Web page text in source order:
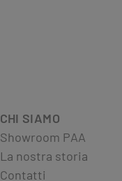
CHI SIAMO
Showroom PAA
La nostra storia
Contatti